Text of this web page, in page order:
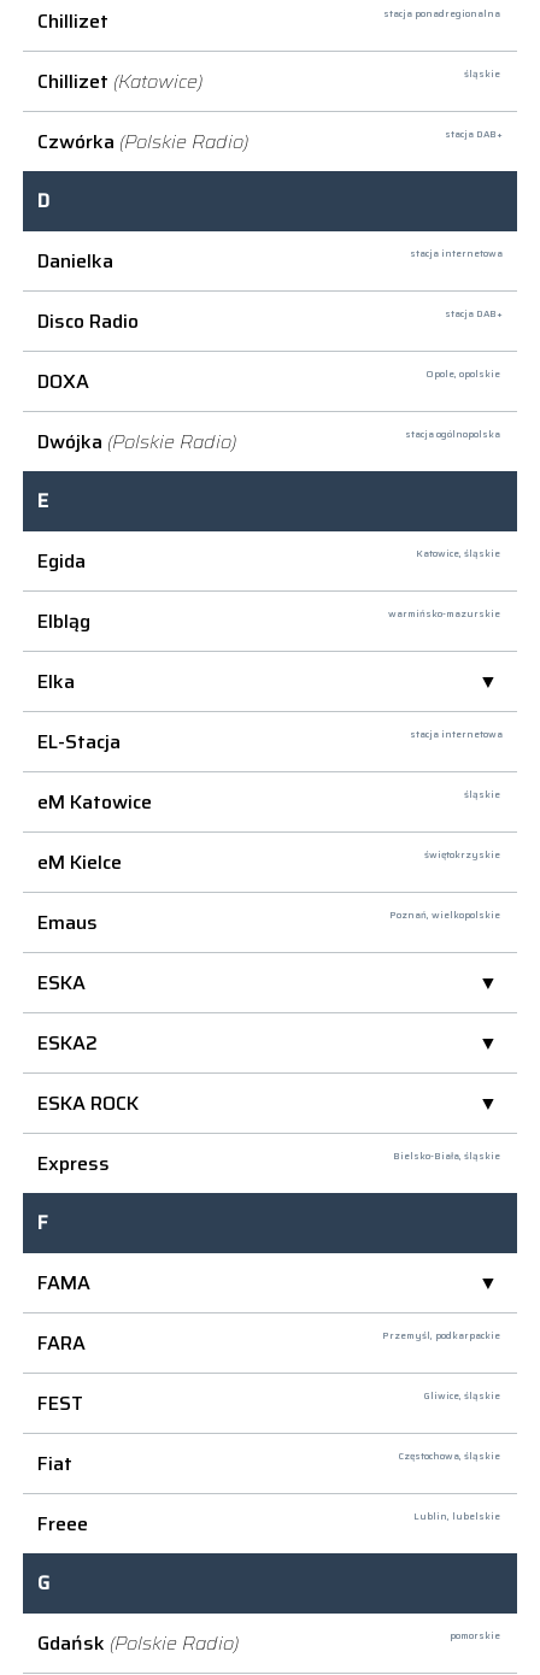
Chillizet stacja ponadregionalna
Chillizet (Katowice) śląskie
Czwórka (Polskie Radio) stacja DAB+
D
Danielka
stacja internetowa
Disco Radio stacja DAB+
DOXA Opole, opolskie
Dwójka (Polskie Radio) stacja ogólnopolska
E
Egida
Katowice, śląskie
Elbląg warmińsko-mazurskie
Elka
EL-Stacja
stacja internetowa
eM Katowice śląskie
eM Kielce świętokrzyskie
Emaus Poznań, wielkopolskie
ESKA
ESKA2
ESKA ROCK
Express
Bielsko-Biała, śląskie
F
FAMA
FARA
Przemyśl, podkarpackie
FEST Gliwice, śląskie
Fiat Częstochowa, śląskie
Freee Lublin, lubelskie
G
Gdańsk (Polskie Radio) pomorskie